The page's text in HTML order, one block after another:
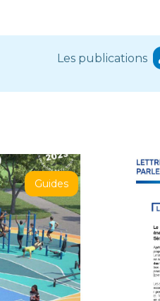
Les publications
Guides